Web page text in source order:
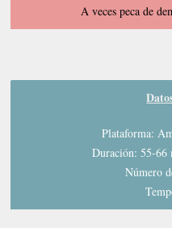
A veces peca de
Plataforma:
Duración: 55-66
Número